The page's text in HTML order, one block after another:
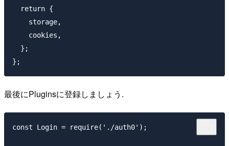
  return {
    storage,
    cookies,
  };
最後にPluginsに登録しましょう.
const Login = require('./auth0');